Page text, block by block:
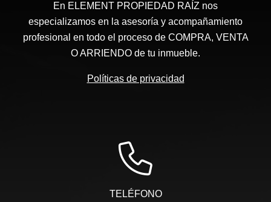
En ELEMENT PROPIEDAD RAÍZ nos
especializamos en la asesoría y acompañamiento
profesional en todo el proceso de COMPRA, VENTA
O ARRIENDO de tu inmueble.
Políticas de privacidad
TELÉFONO